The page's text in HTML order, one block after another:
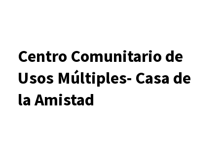
Centro Comunitario de
Usos Múltiples- Casa de
la Amistad